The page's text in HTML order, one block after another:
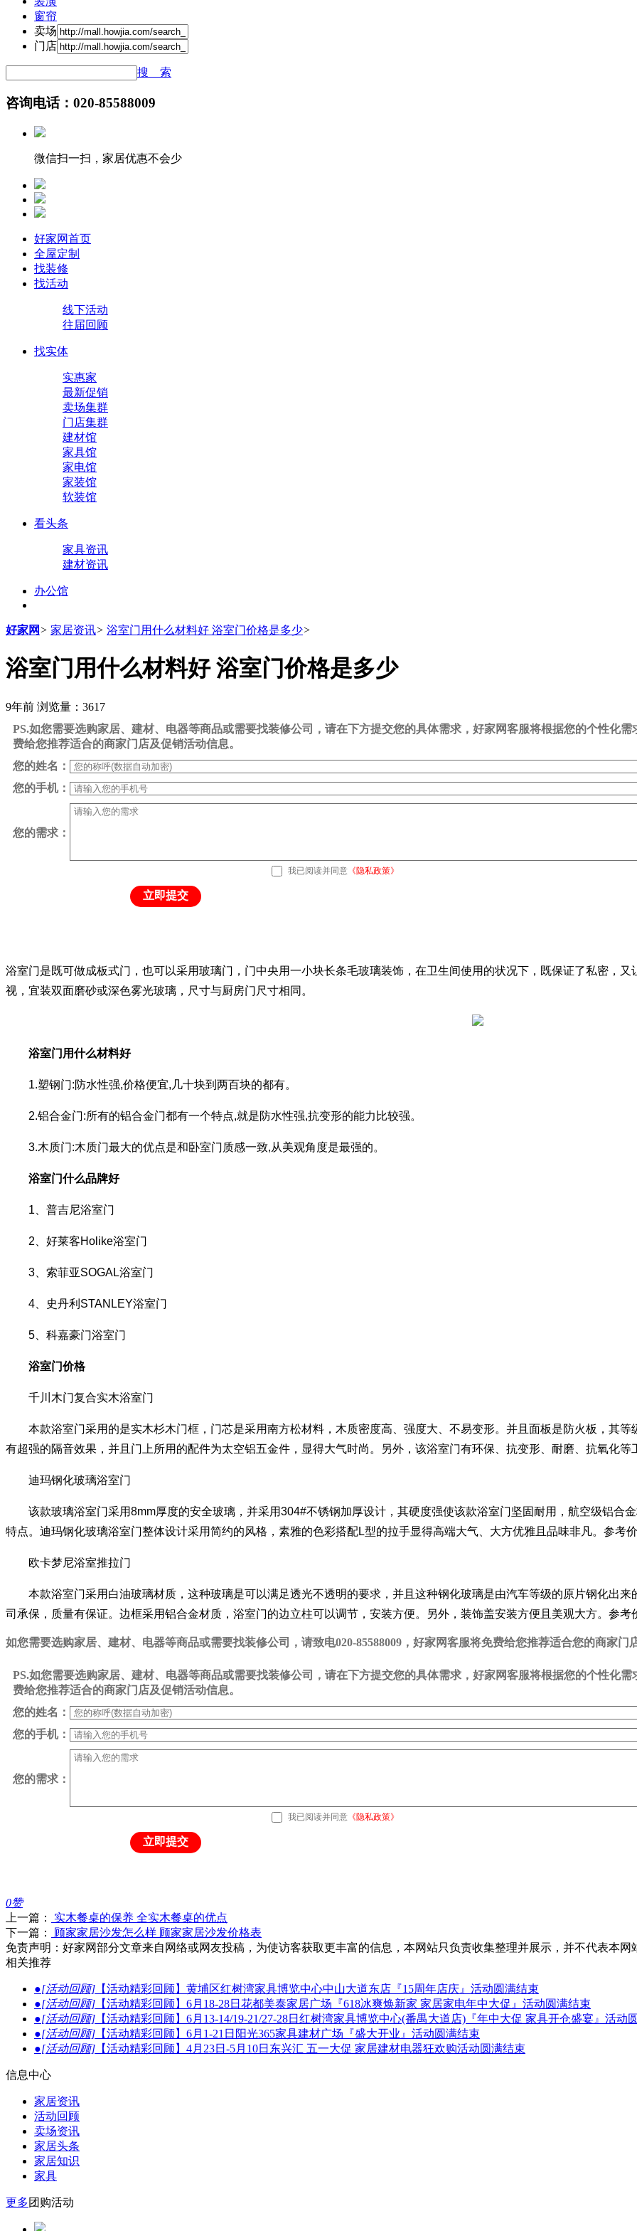
窗帘
卖场
门店
搜 索
咨询电话：020-85588009
微信扫一扫，家居优惠不会少
好家网首页
全屋定制
找装修
找活动
线下活动
往届回顾
找实体
实惠家
最新促销
卖场集群
门店集群
建材馆
家具馆
家电馆
家装馆
软装馆
看头条
家具资讯
建材资讯
办公馆
好家网> 家居资讯> 浴室门用什么材料好 浴室门价格是多少>
浴室门用什么材料好 浴室门价格是多少
9年前 浏览量：3617
PS.如您需要选购家居、建材、电器等商品或需要找装修公司，请在下方提交您的具体需求，好家网客服将根据您的个性化需
费给您推荐适合的商家门店及促销活动信息。
您的姓名：
您的手机：
您的需求：
我已阅读并同意 《隐私政策》
立即提交
浴室门是既可做成板式门，也可以采用玻璃门，门中央用一小块长条毛玻璃装饰，在卫生间使用的状况下，既保证了私密，
视，宜装双面磨砂或深色雾光玻璃，尺寸与厨房门尺寸相同。
浴室门用什么材料好
1.塑钢门:防水性强,价格便宜,几十块到两百块的都有。
2.铝合金门:所有的铝合金门都有一个特点,就是防水性强,抗变形的能力比较强。
3.木质门:木质门最大的优点是和卧室门质感一致,从美观角度是最强的。
浴室门什么品牌好
1、普吉尼浴室门
2、好莱客Holike浴室门
3、索菲亚SOGAL浴室门
4、史丹利STANLEY浴室门
5、科嘉豪门浴室门
浴室门价格
千川木门复合实木浴室门
本款浴室门采用的是实木杉木门框，门芯是采用南方松材料，木质密度高、强度大、不易变形。并且面板是防火板，其等
有超强的隔音效果，并且门上所用的配件为太空铝五金件，显得大气时尚。另外，该浴室门有环保、抗变形、耐磨、抗氧化
迪玛钢化玻璃浴室门
该款玻璃浴室门采用8mm厚度的安全玻璃，并采用304#不锈钢加厚设计，其硬度强使该款浴室门坚固耐用，航空级铝合
特点。迪玛钢化玻璃浴室门整体设计采用简约的风格，素雅的色彩搭配L型的拉手显得高端大气、大方优雅且品味非凡。参考
欧卡梦尼浴室推拉门
本款浴室门采用白油玻璃材质，这种玻璃是可以满足透光不透明的要求，并且这种钢化玻璃是由汽车等级的原片钢化出来
司承保，质量有保证。边框采用铝合金材质，浴室门的边立柱可以调节，安装方便。另外，装饰盖安装方便且美观大方。参考
如您需要选购家居、建材、电器等商品或需要找装修公司，请致电020-85588009，好家网客服将免费给您推荐适合您的商家门
PS.如您需要选购家居、建材、电器等商品或需要找装修公司，请在下方提交您的具体需求，好家网客服将根据您的个性化需
费给您推荐适合的商家门店及促销活动信息。
您的姓名：
您的手机：
您的需求：
我已阅读并同意 《隐私政策》
立即提交
0赞
上一篇：
实木餐桌的保养 全实木餐桌的优点
下一篇：
顾家家居沙发怎么样 顾家家居沙发价格表
免责声明：好家网部分文章来自网络或网友投稿，为使访客获取更丰富的信息，本网站只负责收集整理并展示，并不代表本
相关推荐
●[活动回顾] 【活动精彩回顾】黄埔区红树湾家具博览中心中山大道东店『15周年店庆』活动圆满结束
●[活动回顾] 【活动精彩回顾】6月18-28日花都美泰家居广场『618冰爽焕新家 家居家电年中大促』活动圆满结束
●[活动回顾] 【活动精彩回顾】6月13-14/19-21/27-28日红树湾家具博览中心(番禺大道店)『年中大促 家具开仓盛宴』活动
●[活动回顾] 【活动精彩回顾】6月1-21日阳光365家具建材广场『盛大开业』活动圆满结束
●[活动回顾] 【活动精彩回顾】4月23日-5月10日东兴汇 五一大促 家居建材电器狂欢购活动圆满结束
信息中心
家居资讯
活动回顾
卖场资讯
家居头条
家居知识
家具
更多团购活动